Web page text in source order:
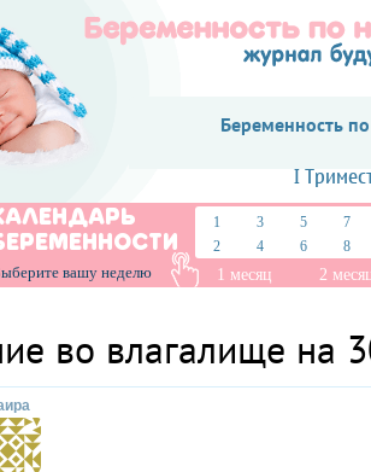
Беременность
I
вашу неделю
1 3 5 7
2
4 6 8
1 месяц 2
во влагалище на